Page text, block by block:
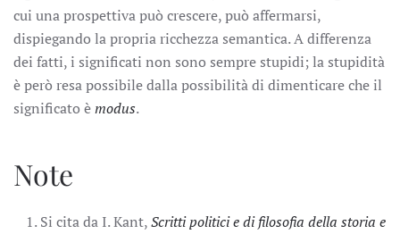
cui una prospettiva può crescere, può affermarsi,
dispiegando la propria ricchezza semantica. A differenza
dei fatti, i significati non sono sempre stupidi; la stupidità
è però resa possibile dalla possibilità di dimenticare che il
significato èmodus.
Note
Si cita da I. Kant,Scritti politici e di filosofia della storia e